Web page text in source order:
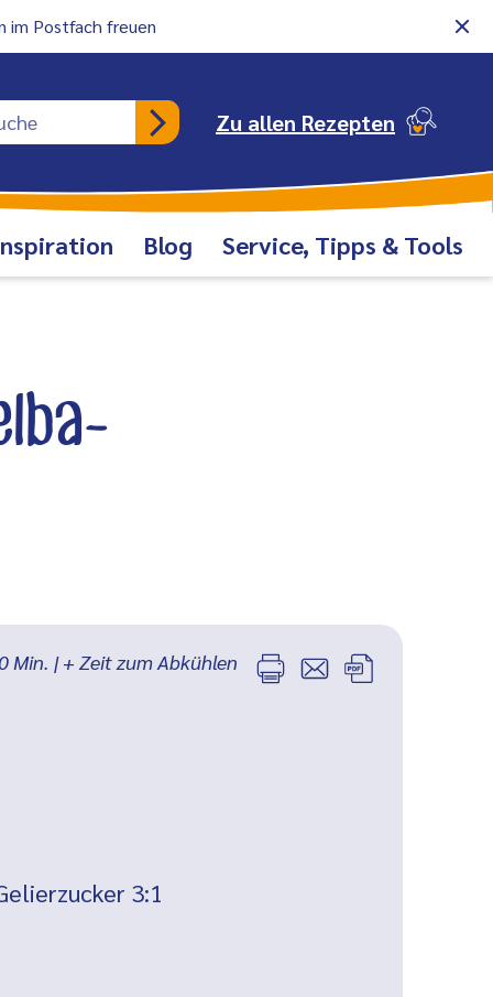
im Postfach freuen
Rezeptsuche Zu allen Rezepten
Blog Service, Tipps & Tools
Min. | + Zeit zum Abkühlen
3:1